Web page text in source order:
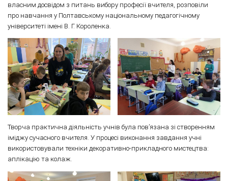
власним досвідом з питань вибору професії вчителя, розповіли
про навчання у Полтавському національному педагогічному
університеті імені В. Г. Короленка.
Творча практична діяльність учнів була пов’язана зі створенням
іміджу сучасного вчителя. У процесі виконання завдання учні
використовували техніки декоративно-прикладного мистецтва:
аплікацію та колаж.